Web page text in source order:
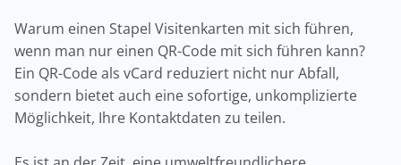
Warum einen Stapel Visitenkarten mit sich führen,
wenn man nur einen QR-Code mit sich führen kann?
Ein QR-Code als vCard reduziert nicht nur Abfall,
sondern bietet auch eine sofortige, unkomplizierte
Möglichkeit, Ihre Kontaktdaten zu teilen.